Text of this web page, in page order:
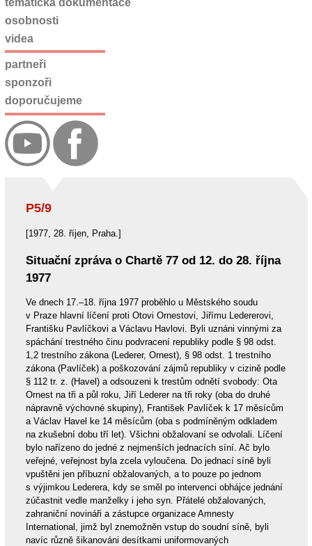
P5/9
[1977, 28. říjen, Praha.]
Situační zpráva o Chartě 77 od 12. do 28. října
1977
Ve dnech 17.–18. října 1977 proběhlo u Městského soudu
v Praze hlavní líčení proti Otovi Ornestovi, Jiřímu Ledererovi,
Františku Pavlíčkovi a Václavu Havlovi. Byli uznáni vinnými za
spáchání trestného činu podvracení republiky podle § 98 odst.
1,2 trestního zákona (Lederer, Ornest), § 98 odst. 1 trestního
zákona (Pavlíček) a poškozování zájmů republiky v cizině podle
§ 112 tr. z. (Havel) a odsouzeni k trestům odnětí svobody: Ota
Ornest na tři a půl roku, Jiří Lederer na tři roky (oba do druhé
nápravně výchovné skupiny), František Pavlíček k 17 měsícům
a Václav Havel ke 14 měsícům (oba s podmíněným odkladem
na zkušební dobu tří let). Všichni obžalovaní se odvolali. Líčení
bylo nařízeno do jedné z nejmenších jednacích síní. Ač bylo
veřejné, veřejnost byla zcela vyloučena. Do jednací síně byli
vpuštěni jen příbuzní obžalovaných, a to pouze po jednom
s výjimkou Lederera, kdy se směl po intervenci obhájce jednání
zúčastnit vedle manželky i jeho syn. Přátelé obžalovaných,
zahraniční novináři a zástupce organizace Amnesty
International, jimž byl znemožněn vstup do soudní síně, byli
navíc různě šikanováni desítkami uniformovaných
tematická dokumentace
osobnosti
videa
partneři
sponzoři
doporučujeme